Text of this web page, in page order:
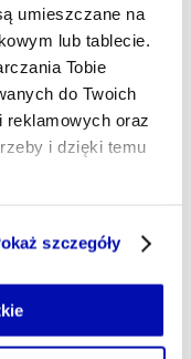
umieszczane na
lub tablecie.
Tobie
do Twoich
reklamowych oraz
i dzięki temu
plików cookie,
np. we
po wybraniu opcji
szczegóły
„FT”. Po raz
wesprzeć
się takim
przez państwa
2028 r.
zmienić